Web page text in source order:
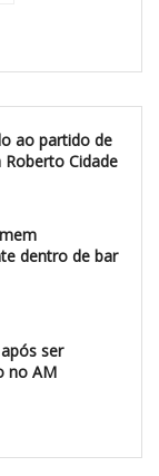
ao partido de
Cidade
dentro de bar
ser
no AM